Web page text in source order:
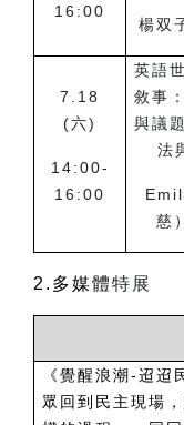
16:00
楊双
7.18
(六)
14:00-
16:00
英語
敘事
與議
法
慈
2. 多媒體特展
《覺醒浪潮-迢迢
眾回到民主現場